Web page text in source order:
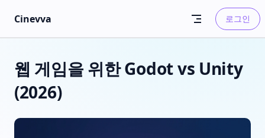
Skip to content
Cinevva 로그인
웹 게임을 위한 Godot vs Unity
(2026)